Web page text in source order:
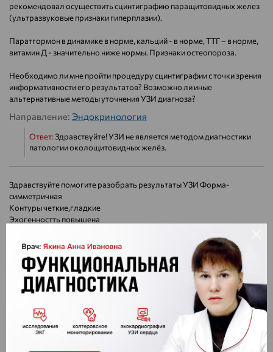
рекомендовал осуществить сцинтиграфию паращитовидных желез
(ультразвуковые признаки гиперплазии).
Паратгормон в динамике в норме, кальций - в норме, ТТГ – в норме,
витамин Д - значительно ниже нормы. Признаки остеопороза.
Необходимо ли мне пройти процедуру сцинтиграфии с точки зрения
информативности его результатов? Возможно ли иные
альтернативные методы уточнения УЗИ диагноза?
Направление: Эндокринология
Ответ:Здравствуйте! УЗИ не является методом диагностики
патологии околощитовидных желёз.
Здравствуйте помогите разобрать результаты УЗИ Форма-
симметричная
Контуры четкие,гладкие
Эхогенностть повышена
Размеры
Правая доля толщина -17мм
Ширина- 18мм
Длина42 мм
Левая доля
41мм
Рисунок кровеносных сосудов усилен
Региональные лимфоузлы не увеличены Подчелюстной лимфоузел